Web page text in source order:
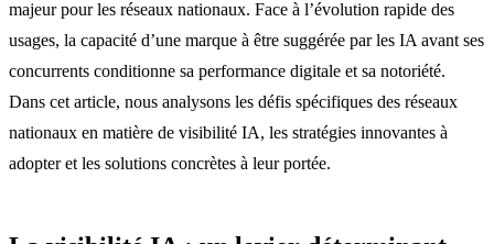
majeur pour les réseaux nationaux. Face à l’évolution rapide des
usages, la capacité d’une marque à être suggérée par les IA avant ses
concurrents conditionne sa performance digitale et sa notoriété.
Dans cet article, nous analysons les défis spécifiques des réseaux
nationaux en matière de visibilité IA, les stratégies innovantes à
adopter et les solutions concrètes à leur portée.